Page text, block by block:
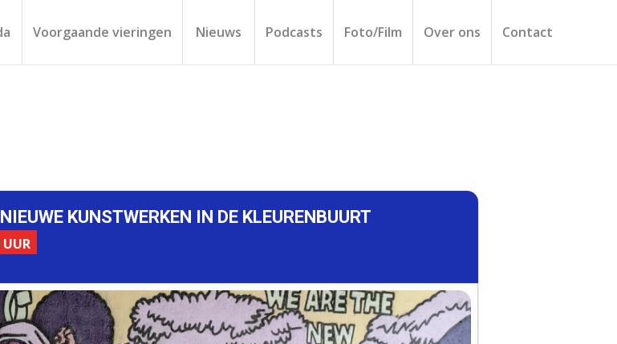
Voorgaande vieringen Nieuws Podcasts Foto/Film Over ons Contact
KUNSTWERKEN IN DE KLEURENBUURT
UUR